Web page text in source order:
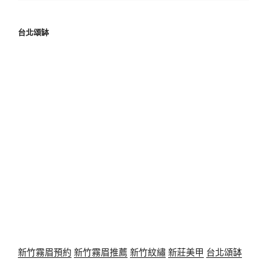
台北頌缽
新竹霧眉預約 新竹霧眉推薦 新竹紋繡新莊美甲 台北頌缽